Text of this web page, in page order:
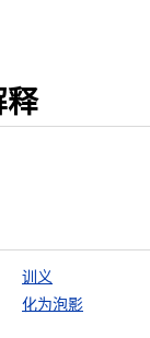
释
训义
化为泡影